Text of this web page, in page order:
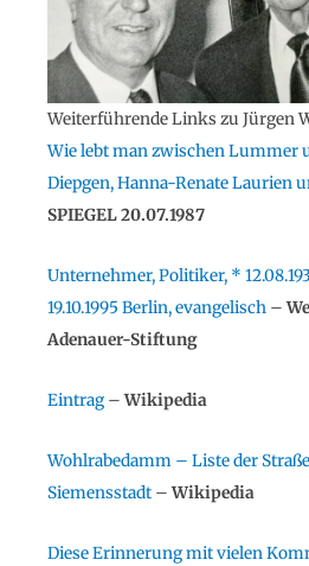
Weiterführende Links zu Jürgen
Wie lebt man zwischen Lummer
Diepgen, Hanna-Renate Laurien
SPIEGEL 20.07.1987
Unternehmer, Politiker, *
19.10.1995 Berlin, evangelisch –
Adenauer-Stiftung
Eintrag –Wikipedia
Wohlrabedamm – Liste der
Siemensstadt –Wikipedia
Diese Erinnerung mit vielen